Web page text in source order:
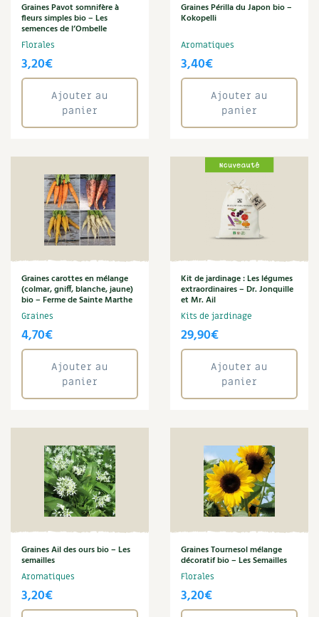
Graines Pavot somnifère à
fleurs simples bio – Les
semences de l’Ombelle
Florales
3,20€
Ajouter au
panier
Graines Périlla du Japon bio –
Kokopelli
Aromatiques
3,40€
Ajouter au
panier
Graines carottes en mélange
(colmar, gniff, blanche, jaune)
bio – Ferme de Sainte Marthe
Graines
4,70€
Ajouter au
panier
Kit de jardinage : Les légumes
extraordinaires – Dr. Jonquille
et Mr. Ail
Kits de jardinage
29,90€
Ajouter au
panier
Graines Ail des ours bio – Les
semailles
Aromatiques
3,20€
Graines Tournesol mélange
décoratif bio – Les Semailles
Florales
3,20€